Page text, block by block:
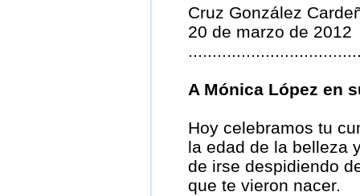
Cruz González
20 de marzo de 2012
A Mónica López en
Hoy celebramos tu
la edad de la belleza
de irse despidiendo
que te vieron nacer.